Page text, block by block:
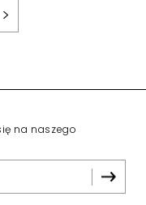
>
na naszego